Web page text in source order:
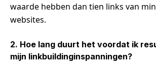
waarde hebben dan tien links van
websites.
2. Hoe lang duurt het voordat ik
mijn linkbuildinginspanningen?